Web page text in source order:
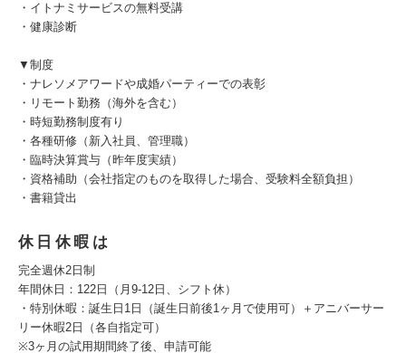
・イトナミサービスの無料受講
・健康診断
▼制度
・ナレソメアワードや成婚パーティーでの表彰
・リモート勤務（海外を含む）
・時短勤務制度有り
・各種研修（新入社員、管理職）
・臨時決算賞与（昨年度実績）
・資格補助（会社指定のものを取得した場合、受験料全額負担）
・書籍貸出
休日休暇は
完全週休2日制
年間休日：122日（月9-12日、シフト休）
・特別休暇：誕生日1日（誕生日前後1ヶ月で使用可）＋アニバーサー
リー休暇2日（各自指定可）
※3ヶ月の試用期間終了後、申請可能